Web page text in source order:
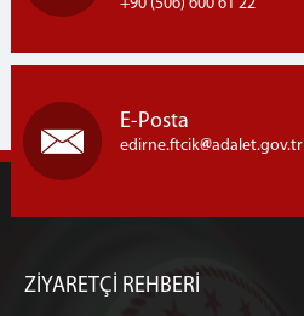
+90 (506) 600 61 22
E-Posta
edirne.ftcik adalet.gov.tr
ZİYARETÇİ REHBERİ